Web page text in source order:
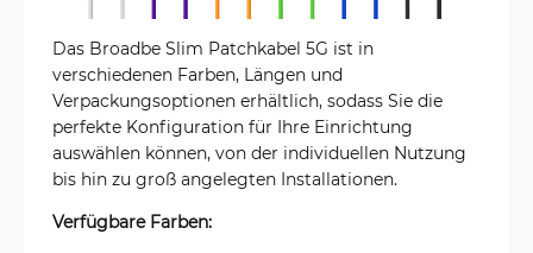
Das Broadbe Slim Patchkabel 5G ist in
verschiedenen Farben, Längen und
Verpackungsoptionen erhältlich, sodass Sie die
perfekte Konfiguration für Ihre Einrichtung
auswählen können, von der individuellen Nutzung
bis hin zu groß angelegten Installationen.
Verfügbare Farben: